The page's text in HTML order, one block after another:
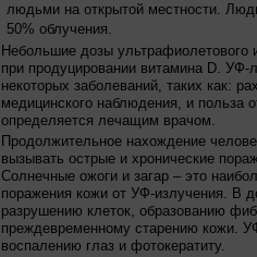
людьми на открытой местности.
50% облучения.
Небольшие дозы ультрафиолетового
при продуцировании витамина D.
некоторых заболеваний, таких как:
медицинского наблюдения, и польза
определяется лечащим врачом.
Продолжительное нахождение
вызывать острые и хронические
Солнечные ожоги и загар – это
поражения кожи от УФ-излучения. В
разрушению клеток, образованию
преждевременному старению кожи.
воспалению глаз и фотокератиту.